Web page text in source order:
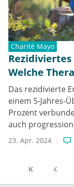
Charité Mayo
Welche
Das rezidivierte
einem 5-Jahres-
Prozent
auch
23. Apr. 2024